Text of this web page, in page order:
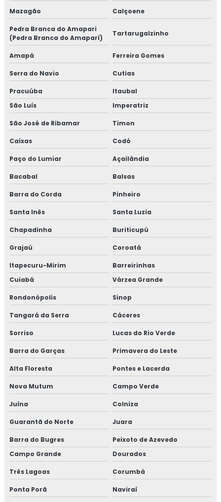
Mazagão Calçoene
Pedra Branca do Amapari
(Pedra Branca do Amaparí)
Tartarugalzinho
Amapá Ferreira Gomes
Serra do Navio Cutias
Pracuúba
Itaubal
São Luís
Imperatriz
São José de Ribamar Timon
Caixas Codó
Paço do Lumiar Açailândia
Bacabal Balsas
Barra do Corda Pinheiro
Santa Inês Santa Luzia
Chapadinha Buriticupú
Grajaú Coroatá
Itapecuru-Mirim
Barreirinhas
Cuiabá
Várzea Grande
Rondonópolis Sinop
Tangará da Serra Cáceres
Sorriso Lucas do Rio Verde
Barra do Garças Primavera do Leste
Alta Floresta Pontes e Lacerda
Nova Mutum Campo Verde
Juína Colniza
Guarantã do Norte Juara
Barra do Bugres
Peixoto de Azevedo
Campo Grande
Dourados
Três Lagoas Corumbá
Ponta Porã Naviraí